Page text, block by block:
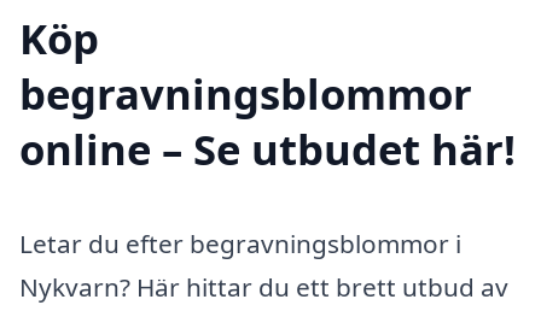
Köp
begravningsblommor
online – Se utbudet här!
Letar du efter begravningsblommor i
Nykvarn? Här hittar du ett brett utbud av